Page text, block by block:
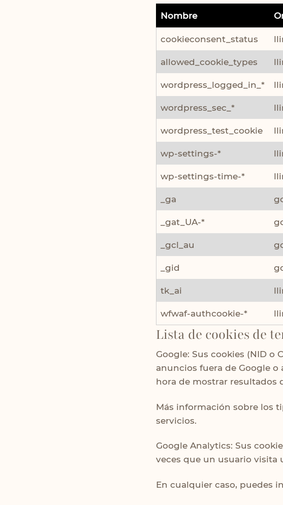
Nombre
cookieconsent_status
allowed_cookie_types
wordpress_logged_in_*
wordpress_sec_*
wordpress_test_cookie
wp-settings-*
wp-settings-time-*
_ga
_gat_UA-*
_gcl_au
_gid
tk_ai
wfwaf-authcookie-*
Lista de cookies de
Google: Sus cookies (NID o
anuncios fuera de Google
hora de mostrar resultados
Más información sobre los
servicios.
Google Analytics: Sus
veces que un usuario visita
En cualquier caso, puedes